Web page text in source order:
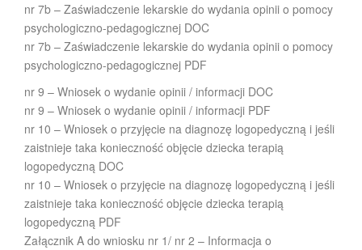
nr 7b – Zaświadczenie lekarskie do wydania opinii o pomocy
psychologiczno-pedagogicznej DOC
nr 7b – Zaświadczenie lekarskie do wydania opinii o pomocy
psychologiczno-pedagogicznej PDF
nr 9 – Wniosek o wydanie opinii / informacji DOC
nr 9 – Wniosek o wydanie opinii / informacji PDF
nr 10 – Wniosek o przyjęcie na diagnozę logopedyczną i jeśli
zaistnieje taka konieczność objęcie dziecka terapią
logopedyczną DOC
nr 10 – Wniosek o przyjęcie na diagnozę logopedyczną i jeśli
zaistnieje taka konieczność objęcie dziecka terapią
logopedyczną PDF
Załącznik A do wniosku nr 1/ nr 2 – Informacja o